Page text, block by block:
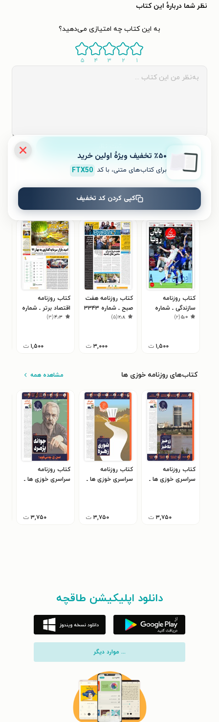
نظر شما دربارهٔ این کتاب
به این کتاب چه امتیازی می‌دهید؟
۱ ۲ ۳ ۴ ۵
نظری برای کتاب ثبت نشده است.
کتاب روزنامه
سازندگی ـ شماره
۲۸۹ ـ ۹ بهمن ۹۷۵٫۰(۲)
۱,۵۰۰ ت
کتاب روزنامه هفت
صبح ـ شماره ۳۳۴۳
۲٫۸(۵)
۳,۰۰۰ ت
کتاب روزنامه
اقتصاد برتر ـ شماره
۶٨۵ ـ ٢٨ اسفند ٩٨۴٫۳(۳)
۱,۵۰۰ ت
کتاب‌های روزنامه خوزی ها مشاهده همه
کتاب روزنامه
سراسری خوزی ها ـ
۳,۷۵۰ ت
کتاب روزنامه
سراسری خوزی ها ـ
۳,۷۵۰ ت
کتاب روزنامه
سراسری خوزی ها ـ
۳,۷۵۰ ت
دانلود اپلیکیشن طاقچه
... موارد دیگر
٪۵۰ تخفیف ویژۀ اولین خرید
برای کتاب‌های متنی، با کد FTX50
کپی کردن کد تخفیف